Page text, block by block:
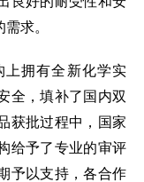
求。
上拥有全新化学实
全，填补了国内双
获批过程中，国家
给予了专业的审评
予以支持，各合作